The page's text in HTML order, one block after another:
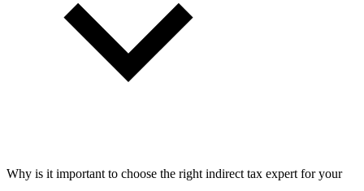
Why is it important to choose the right indirect tax expert for your